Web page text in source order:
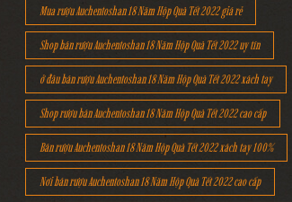
Mua rượu Auchentoshan 18 Năm Hộp Quà Tết 2022 giá rẻ
Shop bán rượu Auchentoshan 18 Năm Hộp Quà Tết 2022 uy tín
ở đâu bán rượu Auchentoshan 18 Năm Hộp Quà Tết 2022 xách tay
Shop rượu bán Auchentoshan 18 Năm Hộp Quà Tết 2022 cao cấp
Bán rượu Auchentoshan 18 Năm Hộp Quà Tết 2022 xách tay 100%
Nơi bán rượu Auchentoshan 18 Năm Hộp Quà Tết 2022 cao cấp